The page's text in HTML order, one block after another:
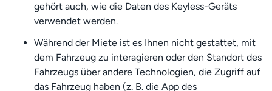
gehört auch, wie die Daten des Keyless-Geräts
verwendet werden.
Während der Miete ist es Ihnen nicht gestattet, mit
dem Fahrzeug zu interagieren oder den Standort des
Fahrzeugs über andere Technologien, die Zugriff auf
das Fahrzeug haben (z. B. die App des